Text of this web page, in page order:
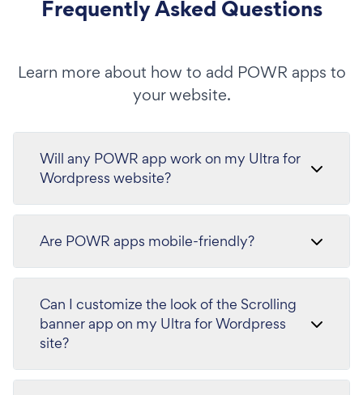
Frequently Asked Questions
Learn more about how to add POWR apps to
your website.
Will any POWR app work on my Ultra for
Wordpress website?
Are POWR apps mobile-friendly?
Can I customize the look of the Scrolling
banner app on my Ultra for Wordpress
site?